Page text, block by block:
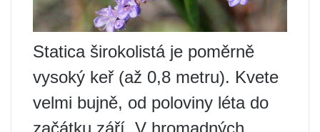
Statica širokolistá je poměrně
vysoký keř (až 0,8 metru). Kvete
velmi bujně, od poloviny léta do
začátku září. V hromadných